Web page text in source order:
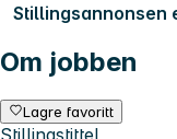
Stillingsannonsen
Om jobben
Lagre favoritt
Stillingstittel